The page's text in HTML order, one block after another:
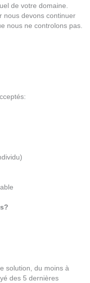
de votre domaine.
nous devons continuer
nous ne controlons pas.
solution, du moins à
des 5 dernières